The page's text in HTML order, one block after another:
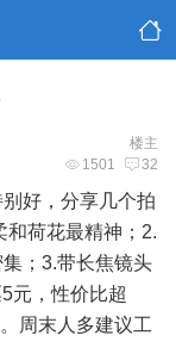
楼主
1501 32
好，分享几个拍
和荷花最精神；2.
；3.带长焦镜头
元，性价比超
周末人多建议工